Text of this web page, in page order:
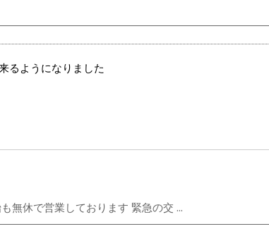
るようになりました
無休で営業しております 緊急の交 ...